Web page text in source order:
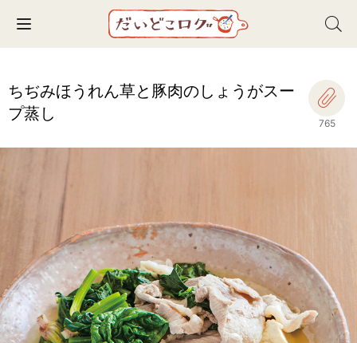
Toggle navigation
ちぢみほうれん草と豚肉のしょうがスー
プ蒸し
765